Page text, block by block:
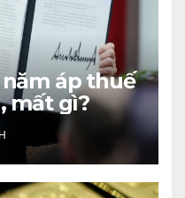
năm áp thuế
mất gì?